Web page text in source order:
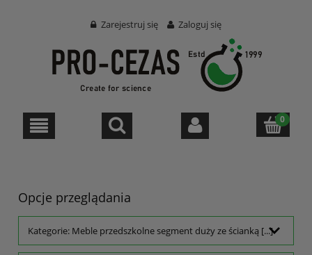
Zarejestruj się Zaloguj się
Opcje przeglądania
Kategorie: Meble przedszkolne segment duży ze ścianką [...]